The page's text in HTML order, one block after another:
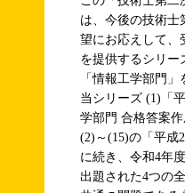
は、今後の技術士
望にお応えして、
を提供するシリー
「情報工学部門
当シリーズ (1)「
学部門 合格答案
(2)～(15)の「平成
に続き、令和4年
出題された4つの